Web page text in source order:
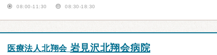
08:00-11:30 08:30-18:30
医療法人北翔会 岩見沢北翔会病院